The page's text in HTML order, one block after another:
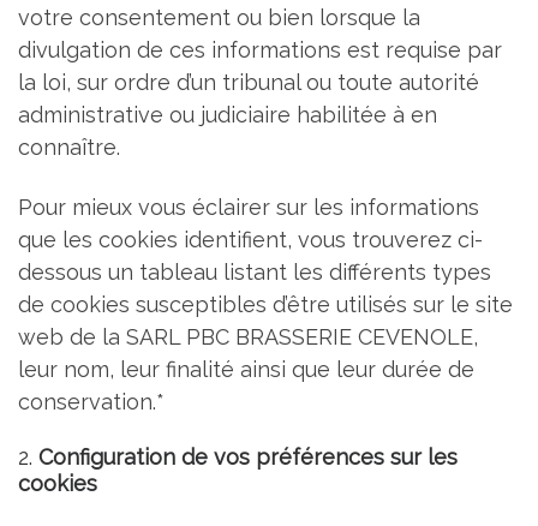
votre consentement ou bien lorsque la
divulgation de ces informations est requise par
la loi, sur ordre d’un tribunal ou toute autorité
administrative ou judiciaire habilitée à en
connaître.
Pour mieux vous éclairer sur les informations
que les cookies identifient, vous trouverez ci-
dessous un tableau listant les différents types
de cookies susceptibles d’être utilisés sur le site
web de la SARL PBC BRASSERIE CEVENOLE,
leur nom, leur finalité ainsi que leur durée de
conservation.*
2. Configuration de vos préférences sur les
cookies